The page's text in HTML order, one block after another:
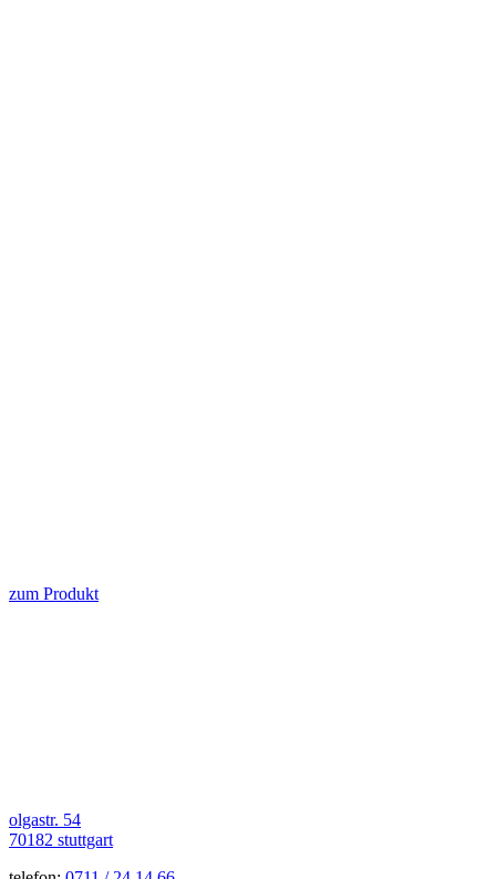
zum Produkt
olgastr. 54
70182 stuttgart